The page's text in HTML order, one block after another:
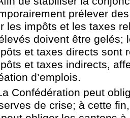
prélever
les impôts et les taxes
doivent être gelés;
et taxes directs sont
et taxes indirects,
d’emplois.
Confédération peut
de crise; à cette